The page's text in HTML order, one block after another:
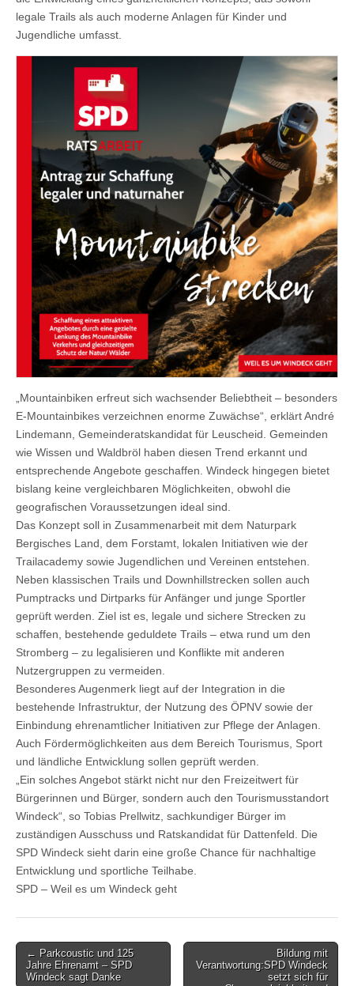
legale Trails als auch moderne Anlagen für Kinder und
Jugendliche umfasst.
„Mountainbiken erfreut sich wachsender Beliebtheit – besonders
E-Mountainbikes verzeichnen enorme Zuwächse“, erklärt André
Lindemann, Gemeinderatskandidat für Leuscheid. Gemeinden
wie Wissen und Waldbröl haben diesen Trend erkannt und
entsprechende Angebote geschaffen. Windeck hingegen bietet
bislang keine vergleichbaren Möglichkeiten, obwohl die
geografischen Voraussetzungen ideal sind.
Das Konzept soll in Zusammenarbeit mit dem Naturpark
Bergisches Land, dem Forstamt, lokalen Initiativen wie der
Trailacademy sowie Jugendlichen und Vereinen entstehen.
Neben klassischen Trails und Downhillstrecken sollen auch
Pumptracks und Dirtparks für Anfänger und junge Sportler
geprüft werden. Ziel ist es, legale und sichere Strecken zu
schaffen, bestehende geduldete Trails – etwa rund um den
Stromberg – zu legalisieren und Konflikte mit anderen
Nutzergruppen zu vermeiden.
Besonderes Augenmerk liegt auf der Integration in die
bestehende Infrastruktur, der Nutzung des ÖPNV sowie der
Einbindung ehrenamtlicher Initiativen zur Pflege der Anlagen.
Auch Fördermöglichkeiten aus dem Bereich Tourismus, Sport
und ländliche Entwicklung sollen geprüft werden.
„Ein solches Angebot stärkt nicht nur den Freizeitwert für
Bürgerinnen und Bürger, sondern auch den Tourismusstandort
Windeck“, so Tobias Prellwitz, sachkundiger Bürger im
zuständigen Ausschuss und Ratskandidat für Dattenfeld. Die
SPD Windeck sieht darin eine große Chance für nachhaltige
Entwicklung und sportliche Teilhabe.
SPD – Weil es um Windeck geht
Post
navigation
← Parkcoustic und 125
Jahre Ehrenamt – SPD
Windeck sagt Danke
Bildung mit
Verantwortung:SPD Windeck
setzt sich für